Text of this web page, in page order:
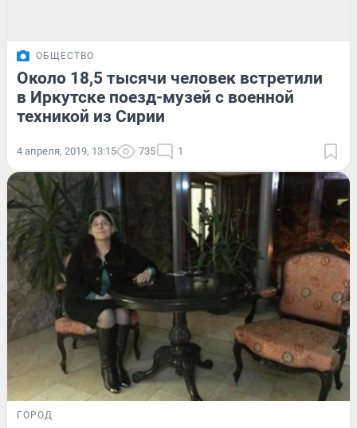
ОБЩЕСТВО
Около 18,5 тысячи человек встретили
в Иркутске поезд-музей с военной
техникой из Сирии
4 апреля, 2019, 13:15 735 1
ГОРОД